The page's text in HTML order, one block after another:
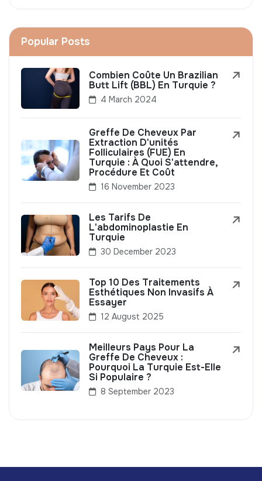
Popular Posts
Combien Coûte Un Brazilian
Butt Lift (BBL) En Turquie ?
4 March 2024
Greffe De Cheveux Par
Extraction D'unités
Folliculaires (FUE) En
Turquie : À Quoi S'attendre,
Procédure Et Coût
16 November 2023
Les Tarifs De
L'abdominoplastie En
Turquie
30 December 2023
Top 10 Des Traitements
Esthétiques Non Invasifs À
Essayer
12 August 2025
Meilleurs Pays Pour La
Greffe De Cheveux :
Pourquoi La Turquie Est-Elle
Si Populaire ?
8 September 2023